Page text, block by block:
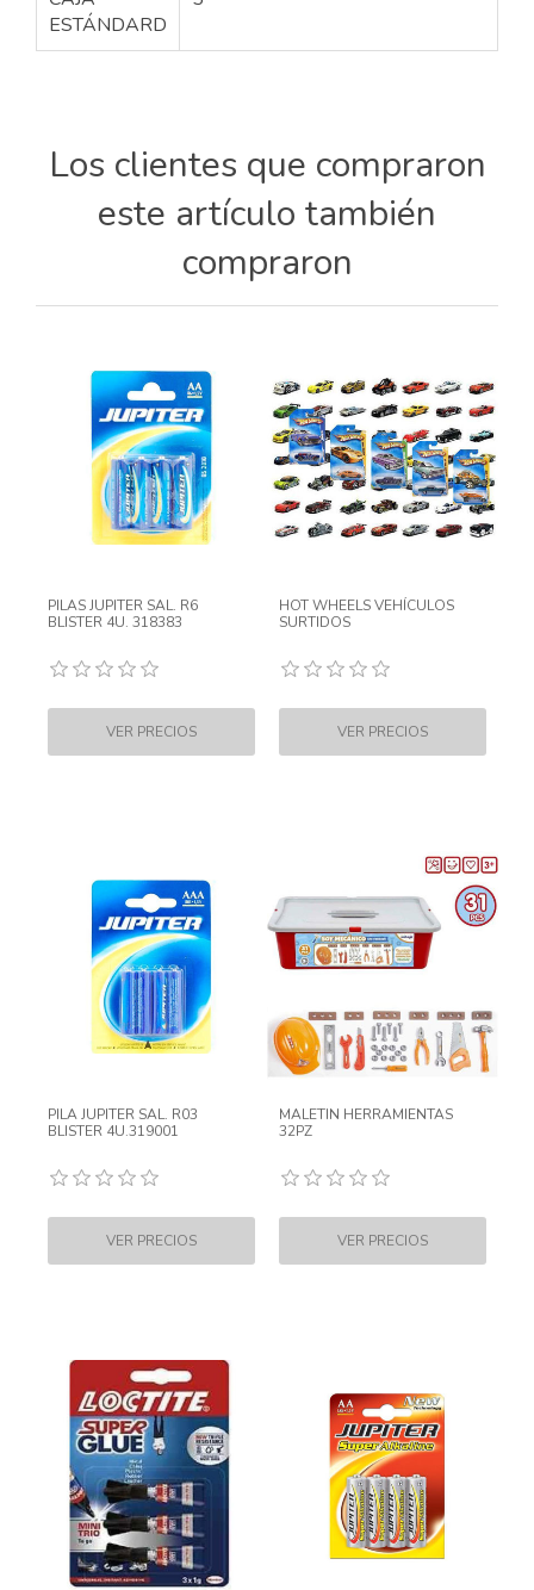
ESTÁNDARD
Los clientes que compraron
este artículo también
compraron
PILAS JUPITER SAL. R6
BLISTER 4U. 318383
HOT WHEELS VEHÍCULOS
SURTIDOS
PILA JUPITER SAL. R03
BLISTER 4U.319001
MALETIN HERRAMIENTAS
32PZ